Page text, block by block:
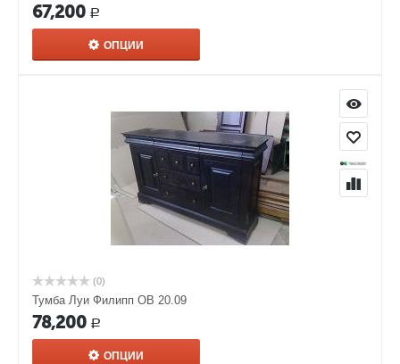
67,200 Р
ОПЦИИ
(0)
Тумба Луи Филипп ОВ 20.09
78,200 Р
ОПЦИИ